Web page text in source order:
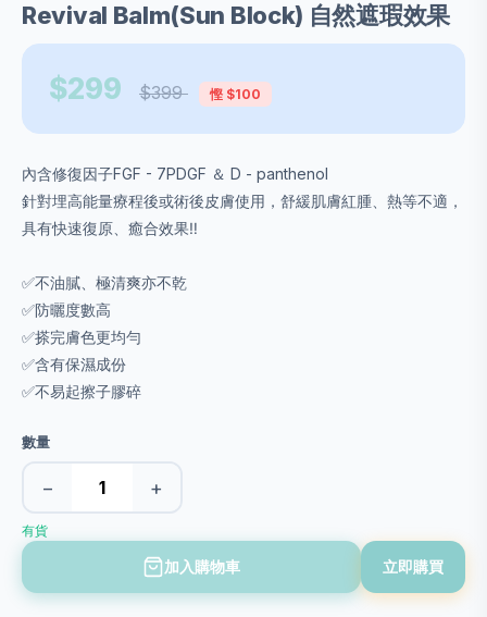
Revival Balm(Sun Block) 自然遮瑕效果
$299 $399 慳 $100
內含修復因子FGF - 7PDGF ＆ D - panthenol
針對埋高能量療程後或術後皮膚使用，舒緩肌膚紅腫、熱等不適，
具有快速復原、癒合效果‼️
✅不油膩、極清爽亦不乾
✅防曬度數高
✅搽完膚色更均勻
✅含有保濕成份
✅不易起擦子膠碎
數量
− +
有貨
加入購物車 立即購買